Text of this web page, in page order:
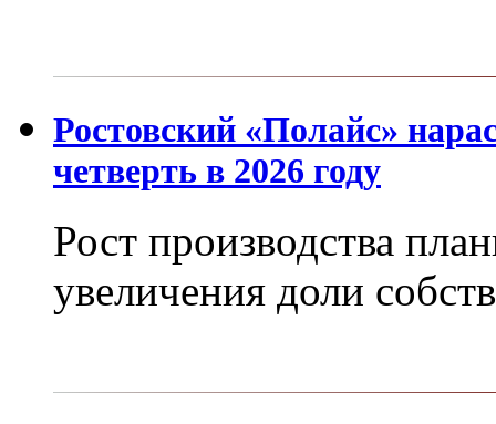
Ростовский «Полайс»
четверть в 2026 году
Рост производства
увеличения доли